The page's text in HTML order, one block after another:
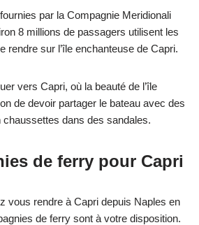
par la Compagnie Meridionali
8 millions de passagers utilisent les
rendre sur l’île enchanteuse de Capri.
vers Capri, où la beauté de l’île
de devoir partager le bateau avec des
dans des sandales.
de ferry pour Capri
vous rendre à Capri depuis Naples en
de ferry sont à votre disposition.